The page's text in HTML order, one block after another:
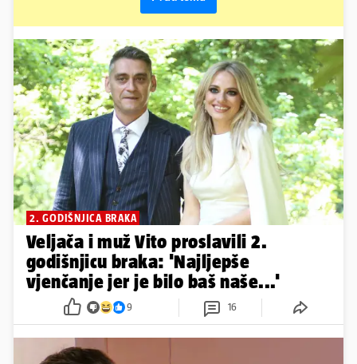
2. GODIŠNJICA BRAKA
Veljača i muž Vito proslavili 2.
godišnjicu braka: 'Najljepše
vjenčanje jer je bilo baš naše...'
9 16